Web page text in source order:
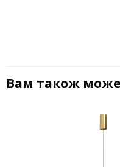
Вам також